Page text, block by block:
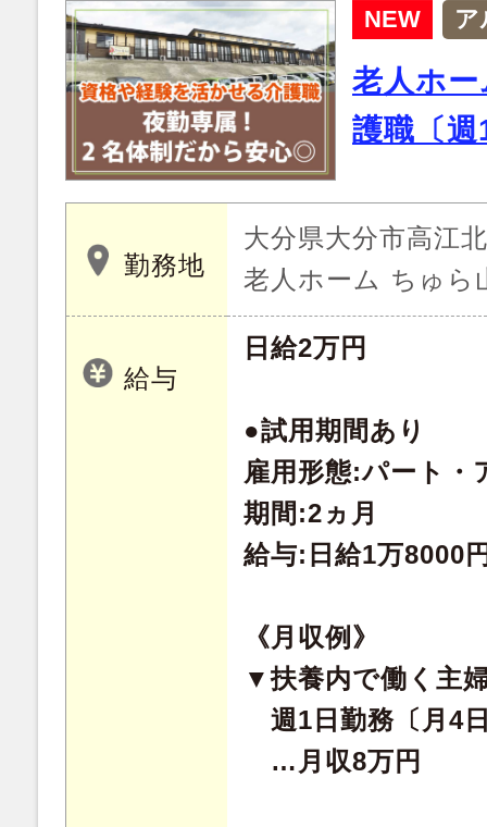
NEW ア
老人ホ
護職〔
勤務地
大分県大分市高江
老人ホーム ちゅら
給与
日給2万円
●試用期間あり
雇用形態:パート・
期間:2ヵ月
給与:日給1万8000
《月収例》
▼扶養内で働く主
週1日勤務〔月4
…月収8万円